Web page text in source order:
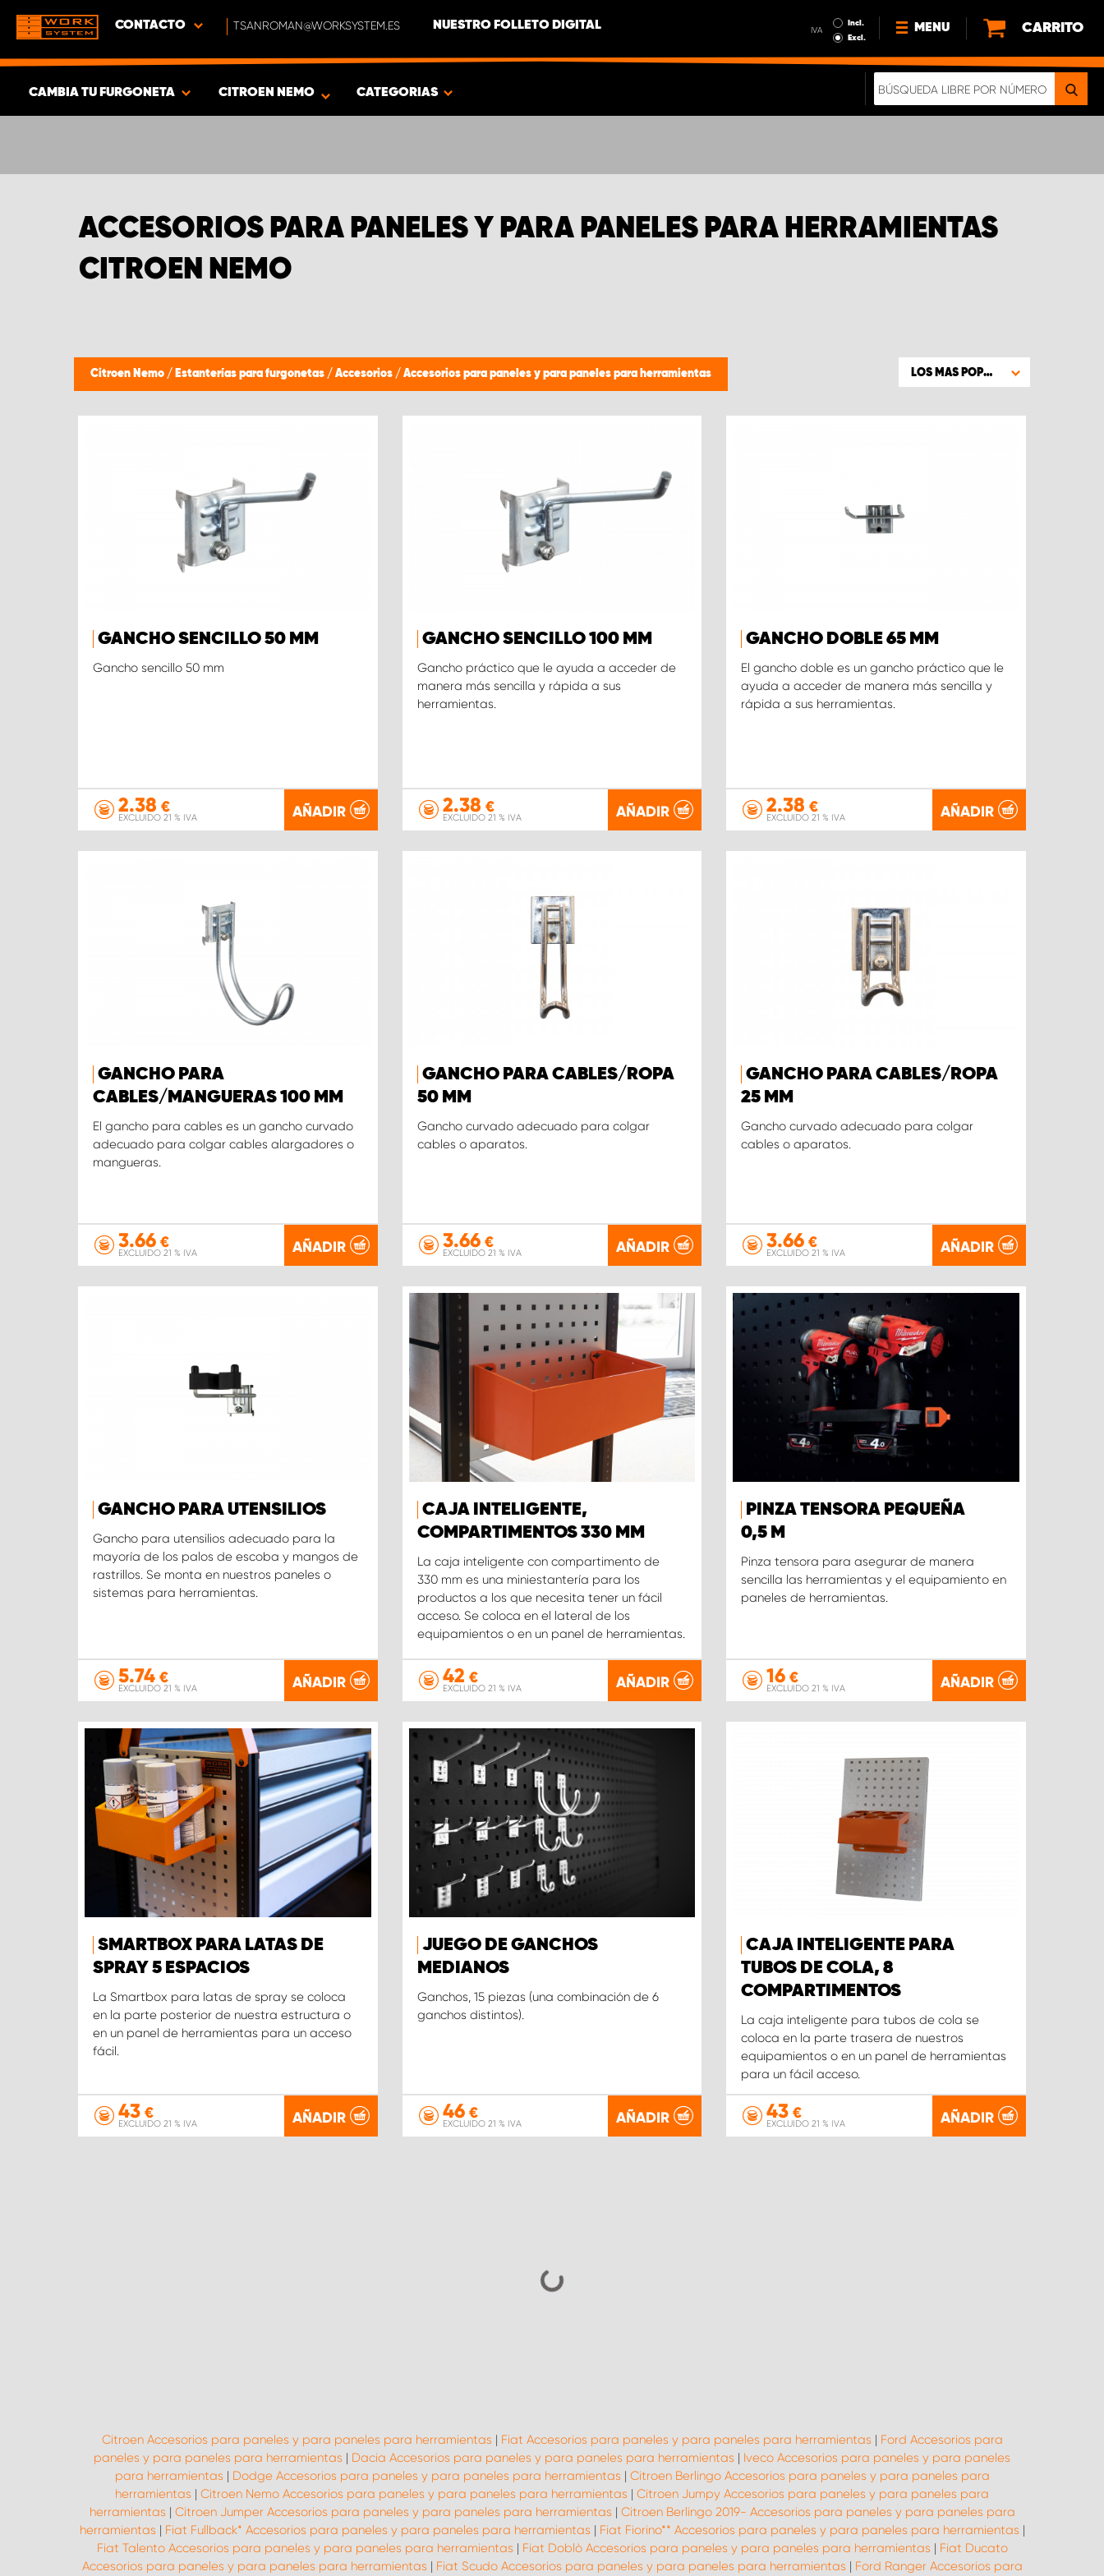
CONTACTO TSANROMAN@WORKSYSTEM.ES NUESTRO FOLLETO DIGITAL IVA
Incl.
Excl.
MENU
NOTICIAS
CARRITO
CAMBIA TU FURGONETA
PRODUCTOS
CITROEN NEMO CATEGORIAS
ACCESORIOS PARA PANELES Y PARA PANELES PARA HERRAMIENTAS
CITROEN NEMO
Citroen Nemo / Estanterías para furgonetas / Accesorios / Accesorios para paneles y para paneles para herramientas LOS MAS POPULARES
GANCHO SENCILLO 50 MM
Gancho sencillo 50 mm
2.38 €
EXCLUIDO 21 % IVA AÑADIR
GANCHO SENCILLO 100 MM
Gancho práctico que le ayuda a acceder de
manera más sencilla y rápida a sus
herramientas.
2.38 €
EXCLUIDO 21 % IVA AÑADIR
GANCHO DOBLE 65 MM
El gancho doble es un gancho práctico que le
ayuda a acceder de manera más sencilla y
rápida a sus herramientas.
2.38 €
EXCLUIDO 21 % IVA AÑADIR
GANCHO PARA
CABLES/MANGUERAS 100 MM
El gancho para cables es un gancho curvado
adecuado para colgar cables alargadores o
mangueras.
3.66 €
EXCLUIDO 21 % IVA AÑADIR
GANCHO PARA CABLES/ROPA
50 MM
Gancho curvado adecuado para colgar
cables o aparatos.
3.66€
EXCLUIDO 21 % IVA AÑADIR
GANCHO PARA CABLES/ROPA
25 MM
Gancho curvado adecuado para colgar
cables o aparatos.
3.66 €
EXCLUIDO 21 % IVA AÑADIR
GANCHO PARA UTENSILIOS
Gancho para utensilios adecuado para la
mayoría de los palos de escoba y mangos de
rastrillos. Se monta en nuestros paneles o
sistemas para herramientas.
5.74 €
EXCLUIDO 21 % IVA AÑADIR
CAJA INTELIGENTE,
COMPARTIMENTOS 330 MM
La caja inteligente con compartimento de
330 mm es una miniestantería para los
productos a los que necesita tener un fácil
acceso. Se coloca en el lateral de los
equipamientos o en un panel de herramientas.
42 €
EXCLUIDO 21 % IVA AÑADIR
PINZA TENSORA PEQUEÑA
0,5 M
Pinza tensora para asegurar de manera
sencilla las herramientas y el equipamiento en
paneles de herramientas.
16 €
EXCLUIDO 21 % IVA AÑADIR
SMARTBOX PARA LATAS DE
SPRAY 5 ESPACIOS
La Smartbox para latas de spray se coloca
en la parte posterior de nuestra estructura o
en un panel de herramientas para un acceso
fácil.
43 €
EXCLUIDO 21 % IVA AÑADIR
JUEGO DE GANCHOS
MEDIANOS
Ganchos, 15 piezas (una combinación de 6
ganchos distintos).
46€
EXCLUIDO 21 % IVA AÑADIR
CAJA INTELIGENTE PARA
TUBOS DE COLA, 8
COMPARTIMENTOS
La caja inteligente para tubos de cola se
coloca en la parte trasera de nuestros
equipamientos o en un panel de herramientas
para un fácil acceso.
43 €
EXCLUIDO 21 % IVA AÑADIR
Citroen Accesorios para paneles y para paneles para herramientas | Fiat Accesorios para paneles y para paneles para herramientas | Ford Accesorios para
paneles y para paneles para herramientas | Dacia Accesorios para paneles y para paneles para herramientas | Iveco Accesorios para paneles y para paneles
para herramientas | Dodge Accesorios para paneles y para paneles para herramientas | Citroen Berlingo Accesorios para paneles y para paneles para
herramientas | Citroen Nemo Accesorios para paneles y para paneles para herramientas | Citroen Jumpy Accesorios para paneles y para paneles para
herramientas | Citroen Jumper Accesorios para paneles y para paneles para herramientas | Citroen Berlingo 2019- Accesorios para paneles y para paneles para
herramientas | Fiat Fullback* Accesorios para paneles y para paneles para herramientas | Fiat Fiorino** Accesorios para paneles y para paneles para herramientas |
Fiat Talento Accesorios para paneles y para paneles para herramientas | Fiat Doblò Accesorios para paneles y para paneles para herramientas | Fiat Ducato
Accesorios para paneles y para paneles para herramientas | Fiat Scudo Accesorios para paneles y para paneles para herramientas | Ford Ranger Accesorios para